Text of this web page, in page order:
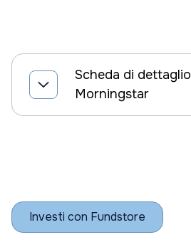
Scheda di dettaglio
Morningstar
Investi con Fundstore